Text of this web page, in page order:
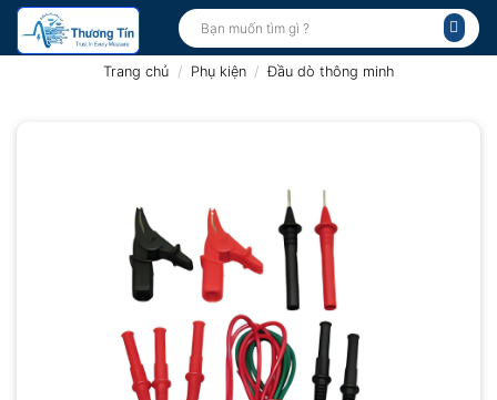
Bỏ
qua
Tìm
kiếm:
Trang chủ / Phụ kiện / Đầu dò thông minh